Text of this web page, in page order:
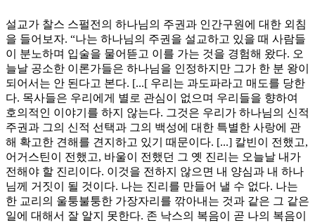
설교가 찰스 스펄전의 하나님의 주권과 인간구원에 대한 외침
을 들어보자. “나는 하나님의 주권을 설교하고 있을 때 사람들
이 분노하며 입술을 물어뜯고 이를 가는 것을 경험해 왔다. 오
늘날 공소한 이론가들은 하나님을 인정하지만 그가 한 분 왕이
되어서는 안 된다고 본다. [...[ 우리는 과도파라고 매도를 당한
다. 목사들은 우리에게 별로 관심이 없으며 우리들을 향하여
호의적인 이야기를 하지 않는다. 그것은 우리가 하나님의 신적
주권과 그의 신적 선택과 그의 백성에 대한 특별한 사랑에 관
해 확고한 견해를 견지하고 있기 때문이다. [...] 칼빈이 전했고,
어거스틴이 전했고, 바울이 전했던 그 옛 진리는 오늘날 내가
전해야 할 진리이다. 이것을 전하지 않으면 내 양심과 내 하나
님께 거짓이 될 것이다. 나는 진리를 만들어 낼 수 없다. 나는
한 교리의 울퉁불퉁한 가장자리를 깎아내는 것과 같은 그 같은
일에 대해서 잘 알지 못한다. 존 낙스의 복음이 곧 나의 복음이